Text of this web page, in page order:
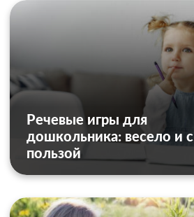
Речевые игры для
дошкольника: весело и с
пользой